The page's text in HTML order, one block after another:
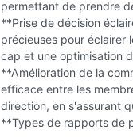
permettant de prendre
**Prise de décision
précieuses pour éclairer
cap et une optimisation
**Amélioration de la
efficace entre les
direction, en s'assurant
**Types de rapports de